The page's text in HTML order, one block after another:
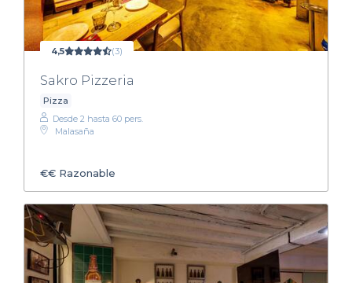
4,5 (3)
Sakro Pizzeria
Pizza
Desde 2 hasta 60 pers.
Malasaña
€€ Razonable